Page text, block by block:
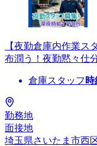
【夜勤倉庫内作業ス
布潤う！夜勤黙々仕
倉庫スタッフ 時
勤務地
面接地
埼玉県さいたま市西